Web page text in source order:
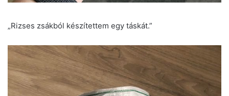
„Rizses zsákból készítettem egy táskát.”